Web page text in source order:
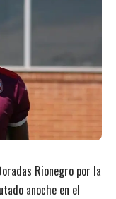
Rionegro por la
anoche en el